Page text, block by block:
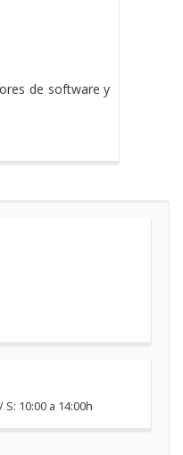
de software y
S: 10:00 a 14:00h